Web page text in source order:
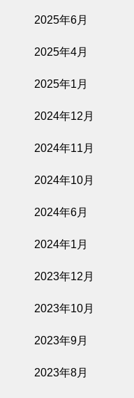
2025年6月
2025年4月
2025年1月
2024年12月
2024年11月
2024年10月
2024年6月
2024年1月
2023年12月
2023年10月
2023年9月
2023年8月